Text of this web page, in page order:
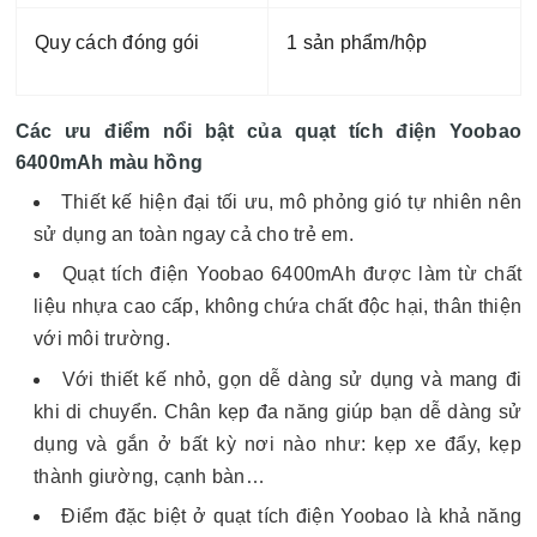
Quy cách đóng gói 1 sản phẩm/hộp
Các ưu điểm nổi bật của quạt tích điện Yoobao
6400mAh màu hồng
Thiết kế hiện đại tối ưu, mô phỏng gió tự nhiên nên
sử dụng an toàn ngay cả cho trẻ em.
Quạt tích điện Yoobao 6400mAh được làm từ chất
liệu nhựa cao cấp, không chứa chất độc hại, thân thiện
với môi trường.
Với thiết kế nhỏ, gọn dễ dàng sử dụng và mang đi
khi di chuyển. Chân kẹp đa năng giúp bạn dễ dàng sử
dụng và gắn ở bất kỳ nơi nào như: kẹp xe đẩy, kẹp
thành giường, cạnh bàn…
Điểm đặc biệt ở quạt tích điện Yoobao là khả năng